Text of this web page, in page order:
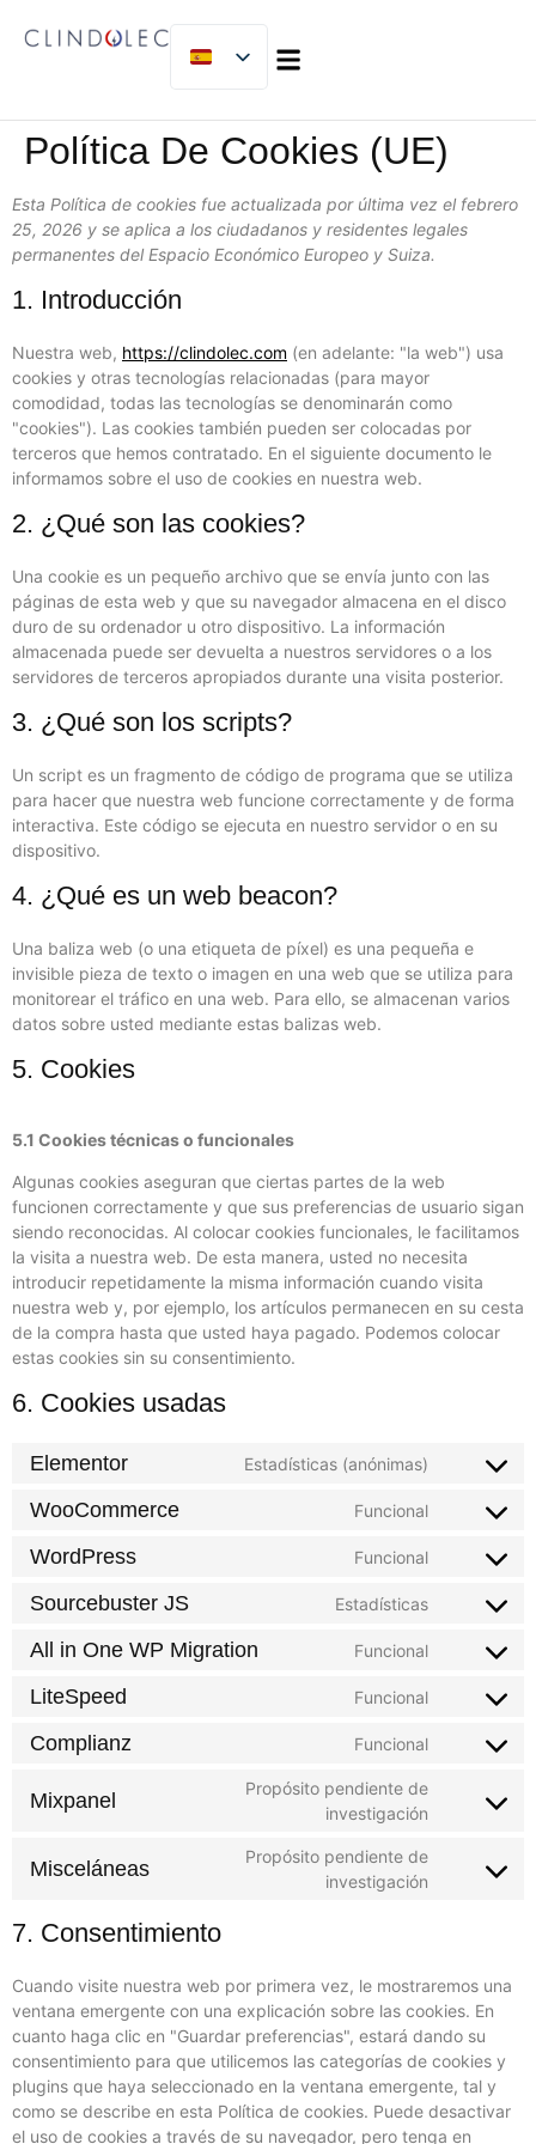
Política De Cookies (UE)
Esta Política de cookies fue actualizada por última vez el febrero
25, 2026 y se aplica a los ciudadanos y residentes legales
permanentes del Espacio Económico Europeo y Suiza.
1. Introducción
Nuestra web, https://clindolec.com (en adelante: "la web") usa
cookies y otras tecnologías relacionadas (para mayor
comodidad, todas las tecnologías se denominarán como
"cookies"). Las cookies también pueden ser colocadas por
terceros que hemos contratado. En el siguiente documento le
informamos sobre el uso de cookies en nuestra web.
2. ¿Qué son las cookies?
Una cookie es un pequeño archivo que se envía junto con las
páginas de esta web y que su navegador almacena en el disco
duro de su ordenador u otro dispositivo. La información
almacenada puede ser devuelta a nuestros servidores o a los
servidores de terceros apropiados durante una visita posterior.
3. ¿Qué son los scripts?
Un script es un fragmento de código de programa que se utiliza
para hacer que nuestra web funcione correctamente y de forma
interactiva. Este código se ejecuta en nuestro servidor o en su
dispositivo.
4. ¿Qué es un web beacon?
Una baliza web (o una etiqueta de píxel) es una pequeña e
invisible pieza de texto o imagen en una web que se utiliza para
monitorear el tráfico en una web. Para ello, se almacenan varios
datos sobre usted mediante estas balizas web.
5. Cookies
5.1 Cookies técnicas o funcionales
Algunas cookies aseguran que ciertas partes de la web
funcionen correctamente y que sus preferencias de usuario sigan
siendo reconocidas. Al colocar cookies funcionales, le facilitamos
la visita a nuestra web. De esta manera, usted no necesita
introducir repetidamente la misma información cuando visita
nuestra web y, por ejemplo, los artículos permanecen en su cesta
de la compra hasta que usted haya pagado. Podemos colocar
estas cookies sin su consentimiento.
6. Cookies usadas
Elementor Estadísticas (anónimas)
WooCommerce Funcional
WordPress Funcional
Sourcebuster JS Estadísticas
All in One WP Migration Funcional
LiteSpeed Funcional
Complianz Funcional
Mixpanel
Propósito pendiente de
investigación
Misceláneas
Propósito pendiente de
investigación
7. Consentimiento
Cuando visite nuestra web por primera vez, le mostraremos una
ventana emergente con una explicación sobre las cookies. En
cuanto haga clic en "Guardar preferencias", estará dando su
consentimiento para que utilicemos las categorías de cookies y
plugins que haya seleccionado en la ventana emergente, tal y
como se describe en esta Política de cookies. Puede desactivar
el uso de cookies a través de su navegador, pero tenga en